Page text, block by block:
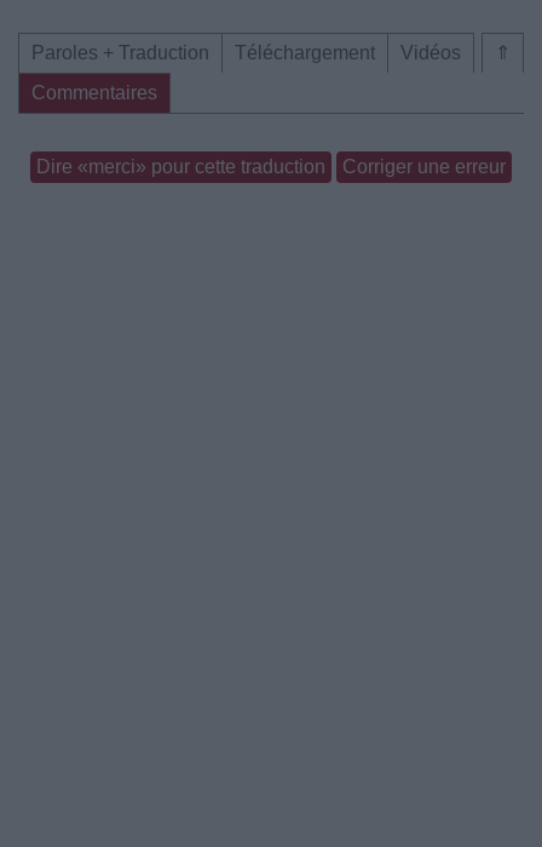
⇑
Paroles + Traduction Téléchargement
Vidéos
Commentaires
Dire «merci» pour cette traduction Corriger une erreur